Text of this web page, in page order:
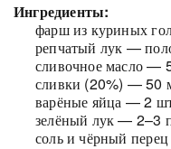
Ингредиенты:
фарш из куриных
репчатый лук —
сливочное масло —
сливки (20%) — 50
варёные яйца — 2
зелёный лук — 2–3
соль и чёрный